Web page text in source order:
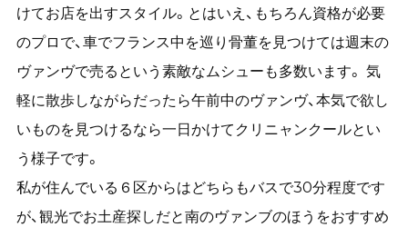
けてお店を出すスタイル。とはいえ、もちろん資格が必要
のプロで、車でフランス中を巡り骨董を見つけては週末の
ヴァンヴで売るという素敵なムシューも多数います。 気
軽に散歩しながらだったら午前中のヴァンヴ、本気で欲し
いものを見つけるなら一日かけてクリニャンクールとい
う様子です。
私が住んでいる６区からはどちらもバスで30分程度です
が、観光でお土産探しだと南のヴァンブのほうをおすすめ